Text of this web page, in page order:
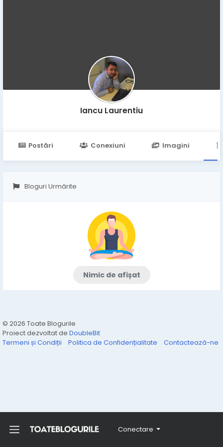
Conectare
Iancu Laurentiu
Postări Conexiuni Imagini
Bloguri Urmărite
Nimic de afișat
© 2026 Toate Blogurile
Proiect dezvoltat de DoubleBit
Termeni și Condiții
Politica de Confidențialitate Contactează-ne